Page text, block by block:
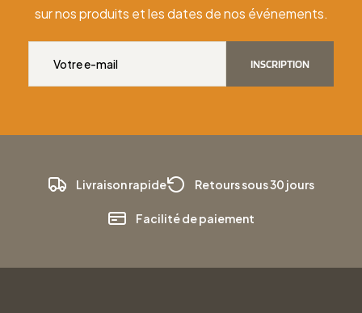
sur nos produits et les dates de nos événements.
INSCRIPTION
Livraison rapide Retours sous 30 jours
Facilité de paiement